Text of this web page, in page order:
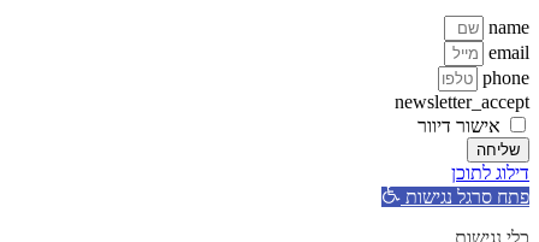
name
email
phone
newsletter_accept
אישור דיוור
שליחה
דילוג לתוכן
פתח סרגל נגישות
כלי נגישות